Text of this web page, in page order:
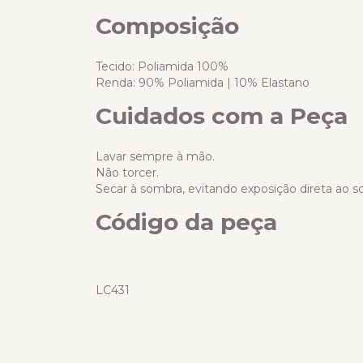
Composição
Tecido: Poliamida 100%
Renda: 90% Poliamida | 10% Elastano
Cuidados com a Peça
Lavar sempre à mão.
Não torcer.
Secar à sombra, evitando exposição direta ao
Código da peça
LC431